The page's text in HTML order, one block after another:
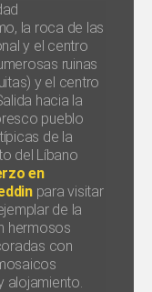
la roca de las
y el centro
ruinas
y el centro
hacia la
pueblo
de la
del Líbano
en
para visitar
de la
hermosos
con
alojamiento.